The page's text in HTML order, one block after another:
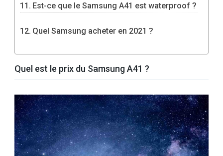
Est-ce que le Samsung A41 est waterproof ?
Quel Samsung acheter en 2021 ?
Quel est le prix du Samsung A41 ?